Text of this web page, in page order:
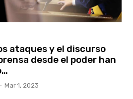
ataques y el discurso
desde el poder han
- Mar 1, 2023